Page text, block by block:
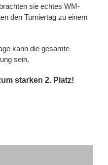
sie echtes WM-
den Turniertag zu einem
kann die gesamte
sein.
starken 2. Platz!